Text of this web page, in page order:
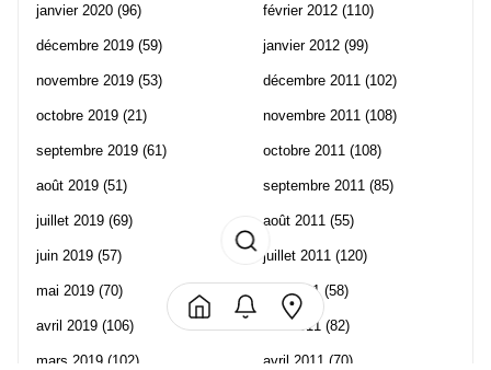
janvier 2020 (96)
décembre 2019 (59)
novembre 2019 (53)
octobre 2019 (21)
septembre 2019 (61)
août 2019 (51)
juillet 2019 (69)
juin 2019 (57)
mai 2019 (70)
avril 2019 (106)
mars 2019 (102)
février 2012 (110)
janvier 2012 (99)
décembre 2011 (102)
novembre 2011 (108)
octobre 2011 (108)
septembre 2011 (85)
août 2011 (55)
juillet 2011 (120)
juin 2011 (58)
mai 2011 (82)
avril 2011 (70)